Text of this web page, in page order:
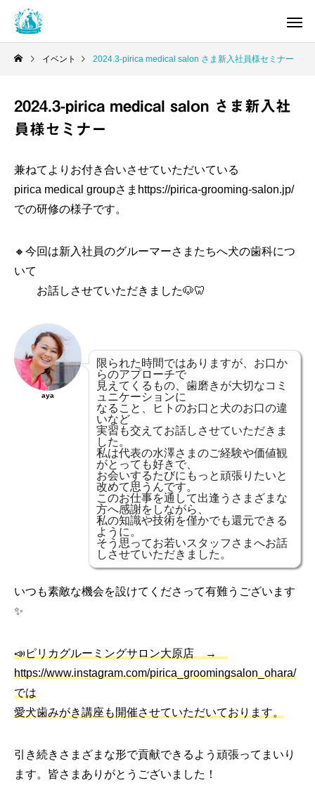
イベント 2024.3-pirica medical salon さま新入社員様セミナー
2024.3-pirica medical salon さま新入社
員様セミナー
兼ねてよりお付き合いさせていただいている
pirica medical groupさま https://pirica-grooming-salon.jp/
での研修の様子です。
🔸今回は新入社員のグルーマーさまたちへ犬の歯科につ
いて
お話しさせていただきました🐶🦷
aya
限られた時間ではありますが、お口か
らのアプローチで
見えてくるもの、歯磨きが大切なコミ
ュニケーションに
なること、ヒトのお口と犬のお口の違
いなど
実習も交えてお話しさせていただきま
した。
私は代表の水澤さまのご経験や価値観
がとっても好きで、
お会いするたびにもっと頑張りたいと
改めて思うんです。
このお仕事を通して出逢うさまざまな
方へ感謝をしながら、
私の知識や技術を僅かでも還元できる
ように。
そう思ってお若いスタッフさまへお話
しさせていただきました。
いつも素敵な機会を設けてくださって有難うございます
✨
📣ピリカグルーミングサロン大原店 →
https://www.instagram.com/pirica_groomingsalon_ohara/
では
愛犬歯みがき講座も開催させていただいております。
引き続きさまざまな形で貢献できるよう頑張ってまいり
ます。皆さまありがとうございました！